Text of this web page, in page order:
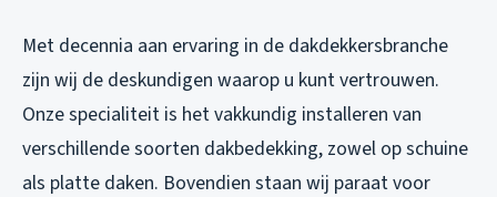
Met decennia aan ervaring in de dakdekkersbranche
zijn wij de deskundigen waarop u kunt vertrouwen.
Onze specialiteit is het vakkundig installeren van
verschillende soorten dakbedekking, zowel op schuine
als platte daken. Bovendien staan wij paraat voor